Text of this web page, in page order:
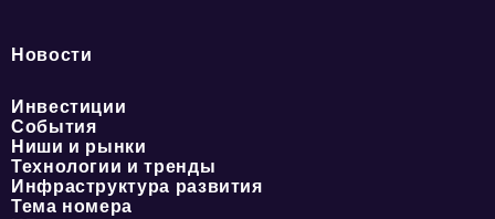
Новости
Инвестиции
События
Ниши и рынки
Технологии и тренды
Инфраструктура развития
Тема номера